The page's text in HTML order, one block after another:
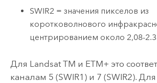
SWIR2 = значения пикселов из
коротковолнового
центрированием около 2,08-
Для Landsat TM и ETM+ это
каналам 5 (SWIR1) и 7 (SWIR2).